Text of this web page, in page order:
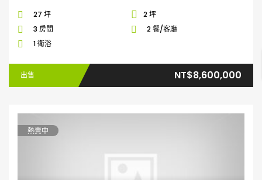
27 坪
2 坪
3 房間
2 餐/客廳
1 衛浴
出售 NT$8,600,000
熱賣中